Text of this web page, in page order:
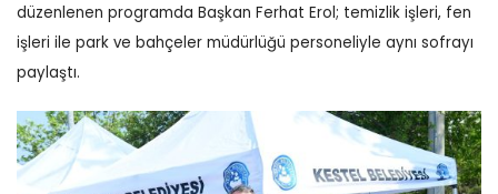
düzenlenen programda Başkan Ferhat Erol; temizlik işleri, fen
işleri ile park ve bahçeler müdürlüğü personeliyle aynı sofrayı
paylaştı.